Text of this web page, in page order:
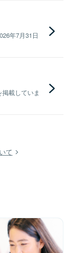
年7月31日
載していま
て